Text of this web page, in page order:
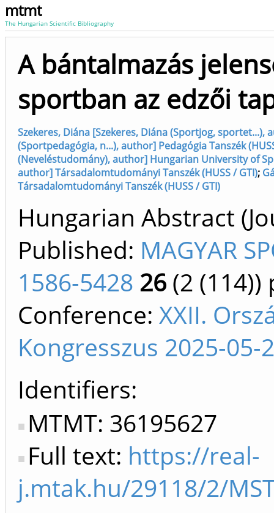
mtmt
The Hungarian Scientific Bibliography
A bántalmazás
sportban az edzői
Szekeres, Diána [Szekeres, Diána (Sportjog, sportet...),
(Sportpedagógia, n...), author] Pedagógia Tanszék
(Neveléstudomány), author] Hungarian University of
author] Társadalomtudományi Tanszék (HUSS / GTI);
Társadalomtudományi Tanszék (HUSS / GTI)
Hungarian Abstract
Published: MAGYAR
1586-5428 26 (2 (114))
Conference: XXII.
Kongresszus 2025-
Identifiers
MTMT: 36195627
Full text: https://real-
j.mtak.hu/29118/2/